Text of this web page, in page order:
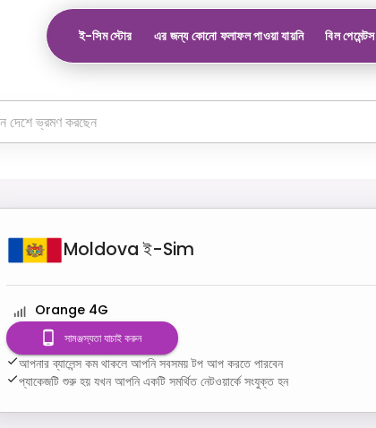
ই-সিম স্টোর এর জন্য কোনো ফলাফল পাওয়া যায়নি বিল পেমেন্টস
Moldova ই-Sim
Orange 4G
সামঞ্জস্যতা যাচাই করুন
আপনার ব্যালেন্স কম থাকলে আপনি সবসময় টপ আপ করতে পারবেন
প্যাকেজটি শুরু হয় যখন আপনি একটি সমর্থিত নেটওয়ার্কে সংযুক্ত হন